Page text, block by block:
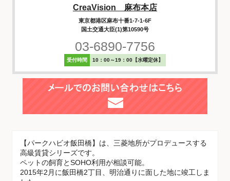
CreaVision 麻布本店
東京都港区麻布十番1-7-1-6F
国土交通大臣(1)第10590号
03-6890-7756
受付時間 10：00～19：00【水曜定休】
【パークハビオ飯田橋】は、三菱地所がプロデュースする
高級賃貸シリーズです。
ペットの飼育とSOHO利用が相談可能。
2015年2月に飯田橋2丁目、明治通りに面した地に竣工しま